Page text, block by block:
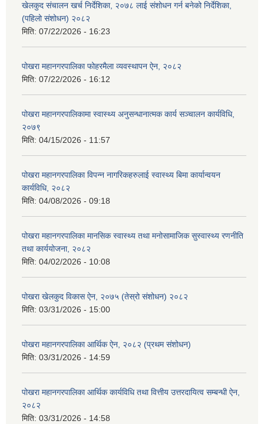
खेलकुद संचालन खर्च निर्देशिका, २०७८ लाई संशोधन गर्न बनेको निर्देशिका,
(पहिलो संशोधन) २०८२
मिति: 07/22/2026 - 16:23
पोखरा महानगरपालिका फोहरमैला व्यवस्थापन ऐन, २०८२
मिति: 07/22/2026 - 16:12
पोखरा महानगरपालिकामा स्वास्थ्य अनुसन्धानात्मक कार्य सञ्चालन कार्यविधि,
२०७९
मिति: 04/15/2026 - 11:57
पोखरा महानगरपालिका विपन्न नागरिकहरुलाई स्वास्थ्य बिमा कार्यान्वयन
कार्यविधि, २०८२
मिति: 04/08/2026 - 09:18
पोखरा महानगरपालिका मानसिक स्वास्थ्य तथा मनोसामाजिक सुस्वास्थ्य रणनीति
तथा कार्ययोजना, २०८२
मिति: 04/02/2026 - 10:08
पोखरा खेलकुद विकास ऐन, २०७५ (तेस्रो संशोधन) २०८२
मिति: 03/31/2026 - 15:00
पोखरा महानगरपालिका आर्थिक ऐन, २०८२ (प्रथम संशोधन)
मिति: 03/31/2026 - 14:59
पोखरा महानगरपालिका आर्थिक कार्यविधि तथा वित्तीय उत्तरदायित्व सम्बन्धी ऐन,
२०८२
मिति: 03/31/2026 - 14:58